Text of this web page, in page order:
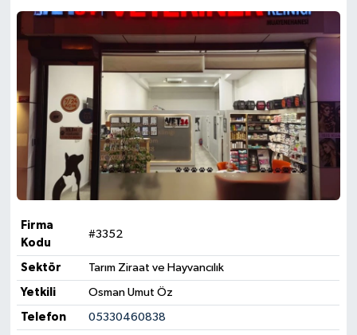
Firma
Kodu
#3352
Sektör Tarım Ziraat ve Hayvancılık
Yetkili Osman Umut Öz
Telefon 05330460838